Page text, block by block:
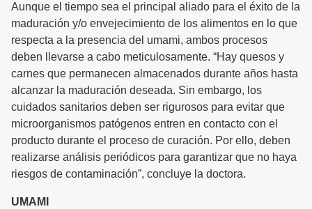
Aunque el tiempo sea el principal aliado para el éxito de la
maduración y/o envejecimiento de los alimentos en lo que
respecta a la presencia del umami, ambos procesos
deben llevarse a cabo meticulosamente. “Hay quesos y
carnes que permanecen almacenados durante años hasta
alcanzar la maduración deseada. Sin embargo, los
cuidados sanitarios deben ser rigurosos para evitar que
microorganismos patógenos entren en contacto con el
producto durante el proceso de curación. Por ello, deben
realizarse análisis periódicos para garantizar que no haya
riesgos de contaminación”, concluye la doctora.
UMAMI